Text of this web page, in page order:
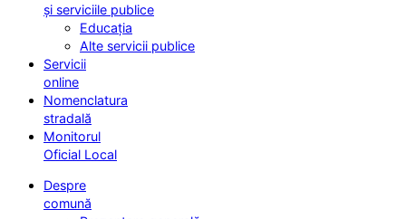
și serviciile publice
Educația
Alte servicii publice
Servicii
online
Nomenclatura
stradală
Monitorul
Oficial Local
Despre
comună